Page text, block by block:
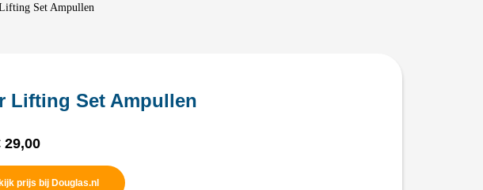
Set Ampullen
Lifting Set Ampullen
29,00
prijs bij Douglas.nl